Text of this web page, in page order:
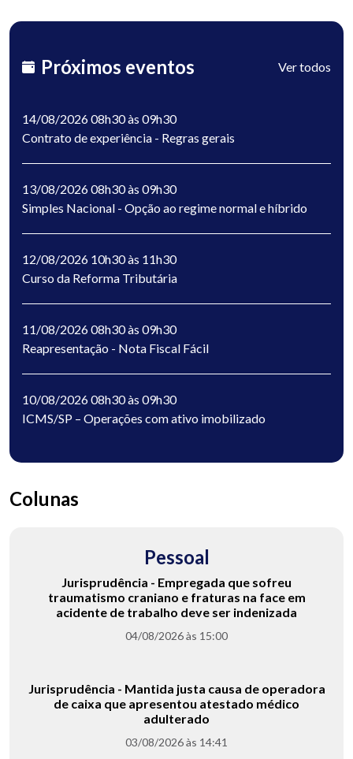
Próximos eventos Ver todos
14/08/2026 08h30 às 09h30
Contrato de experiência - Regras gerais
13/08/2026 08h30 às 09h30
Simples Nacional - Opção ao regime normal e híbrido
12/08/2026 10h30 às 11h30
Curso da Reforma Tributária
11/08/2026 08h30 às 09h30
Reapresentação - Nota Fiscal Fácil
10/08/2026 08h30 às 09h30
ICMS/SP – Operações com ativo imobilizado
Colunas
Pessoal
Jurisprudência - Empregada que sofreu
traumatismo craniano e fraturas na face em
acidente de trabalho deve ser indenizada
04/08/2026 às 15:00
Jurisprudência - Mantida justa causa de operadora
de caixa que apresentou atestado médico
adulterado
03/08/2026 às 14:41